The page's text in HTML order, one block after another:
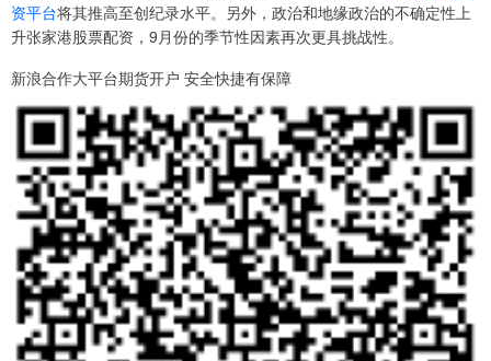
资平台将其推高至创纪录水平。另外，政治和地缘政治的不确定性上
升张家港股票配资，9月份的季节性因素再次更具挑战性。
新浪合作大平台期货开户 安全快捷有保障